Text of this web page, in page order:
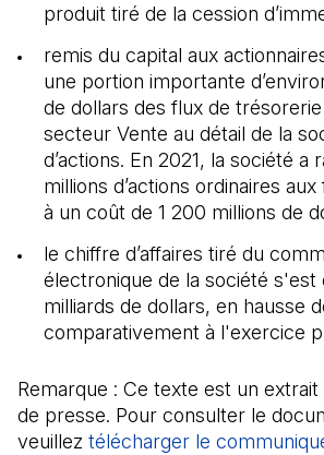
produit tiré de la cession
remis du capital aux
une portion importante
de dollars des flux de
secteur Vente au détail de la
d’actions. En 2021, la société a
millions d’actions ordinaires aux
à un coût de 1 200 millions de
le chiffre d’affaires tiré du
électronique de la société s'est
milliards de dollars, en hausse
comparativement à l'exercice
Remarque : Ce texte est un
de presse. Pour consulter le
veuillez télécharger le